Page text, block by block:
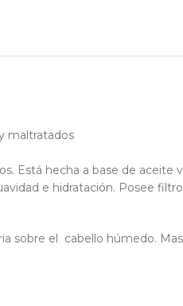
maltratados
Está hecha a base de
e hidratación. Posee
sobre el cabello húmedo.